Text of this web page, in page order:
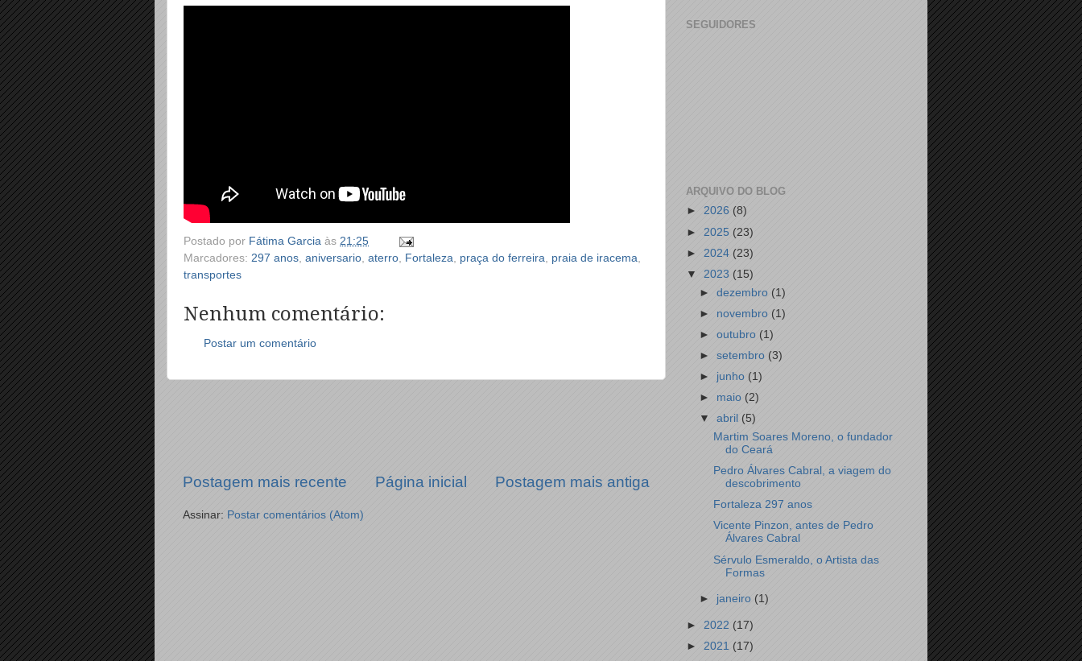
Postado por Fátima Garcia às 21:25
Marcadores: 297 anos, aniversario, aterro, Fortaleza, praça do ferreira, praia de iracema,
transportes
Nenhum comentário:
Postar um comentário
Postagem mais recente Postagem mais antiga
Página inicial
Assinar: Postar comentários (Atom)
SEGUIDORES
ARQUIVO DO BLOG
► 2026 (8)
► 2025 (23)
► 2024 (23)
▼ 2023 (15)
►dezembro (1)
► novembro (1)
►outubro (1)
►setembro (3)
► junho (1)
► maio (2)
▼abril (5)
Martim Soares Moreno, o fundador
do Ceará
Pedro Álvares Cabral, a viagem do
descobrimento
Fortaleza 297 anos
Vicente Pinzon, antes de Pedro
Álvares Cabral
Sérvulo Esmeraldo, o Artista das
Formas
► janeiro (1)
► 2022 (17)
► 2021 (17)